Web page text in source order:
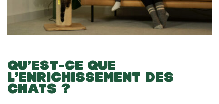
QU’EST-CE QUE
L’ENRICHISSEMENT DES
CHATS ?